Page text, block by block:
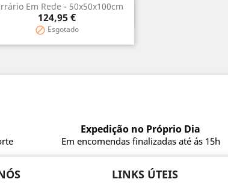
Em Rede - 50x50x100cm
Preço
124,95 €
 Esgotado
Vista rápida
Expedição no Próprio Dia
Em encomendas finalizadas até ás 15h
LINKS ÚTEIS